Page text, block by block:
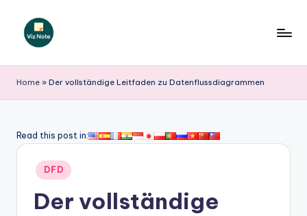
iz
N
t
G
Home » Der vollständige Leitfaden zu Datenflussdiagrammen
Read this post in:
Posted
in
DFD
Der vollständige